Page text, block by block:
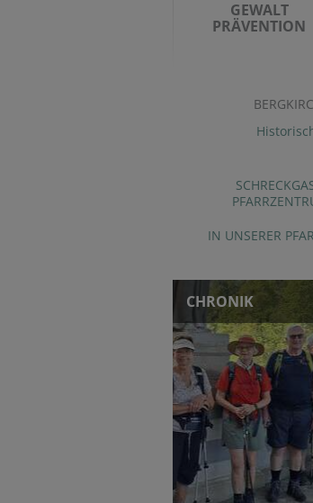
GEWALT
PRÄVENTION
IN UNSERER
CHRONIK